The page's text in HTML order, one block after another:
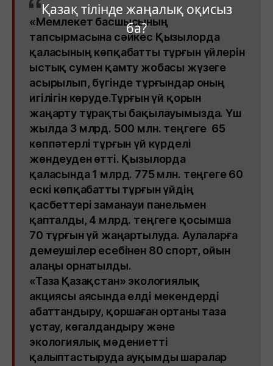
Қазақ тілінде жаңалық оқисыз
ба?
«Мемлекет басшысының
тапсырмасына сәйкес Қызылорда
қаласының көпқабатты тұрғын үйлерін
ыстық сумен қамту жобасы жүзеге
асырылып, бүгінде тұрғындар оның
игілігін көруде.Тұрғын үй қорын
жаңарту тұрақты бақылауымызда. Үш
жылда 3 млрд. 500 млн. теңгеге 65
көппәтерлі тұрғын үй күрделі
жөндеуден өтті. Қызылорда
қаласында 1 млрд. 775 млн. теңгеге 60
ескі көпқабатты тұрғын үйдің
қасбеттері заманауи панельмен
қапталды, 4 млрд. теңгеге қосымша
70 тұрғын үй жаңартылуда. Аулаларға
демеушілер есебінен 80 спорт, ойын
алаңы орнатылды.
«Таза Қазақстан» экологиялық
акциясы аясында елді мекендерді
абаттандыру, қоршаған ортаны таза
ұстау, көгалдандыру және
экологиялық мәдениетті
қалыптастыруда ауқымды шаралар